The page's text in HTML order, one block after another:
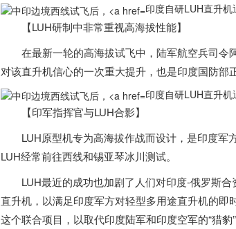
印度自研LUH直升机
【LUH研制中非常重视高海拔性能】
在最新一轮的高海拔试飞中，陆军航空兵司令
对该直升机信心的一次重大提升，也是印度国防部
印度自研LUH直升机
【印军指挥官与LUH合影】
LUH原型机专为高海拔作战而设计，是印度军
LUH经常前往西线和锡亚琴冰川测试。
LUH最近的成功也加剧了人们对印度-俄罗斯合
直升机，以满足印度军方对轻型多用途直升机的即
这个联合项目，以取代印度陆军和印度空军的“猎豹